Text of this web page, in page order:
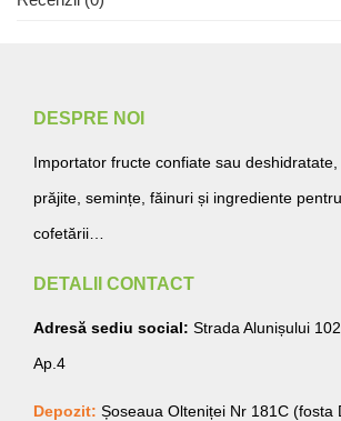
DESPRE NOI
Importator fructe confiate sau
prăjite, semințe, făinuri și ingrediente
cofetării…
DETALII CONTACT
Adresă sediu social: Strada Alunișului
Ap.4
Depozit: Șoseaua Olteniței Nr 181C (fosta